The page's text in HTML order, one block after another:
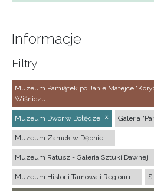
Informacje
Filtry:
Muzeum Pamiątek po Janie Matejce
Wiśniczu
Muzeum Dwór w Dołędze Galeria
Muzeum Zamek w Dębnie
Muzeum Ratusz - Galeria Sztuki Dawnej
Muzeum Historii Tarnowa i Regionu